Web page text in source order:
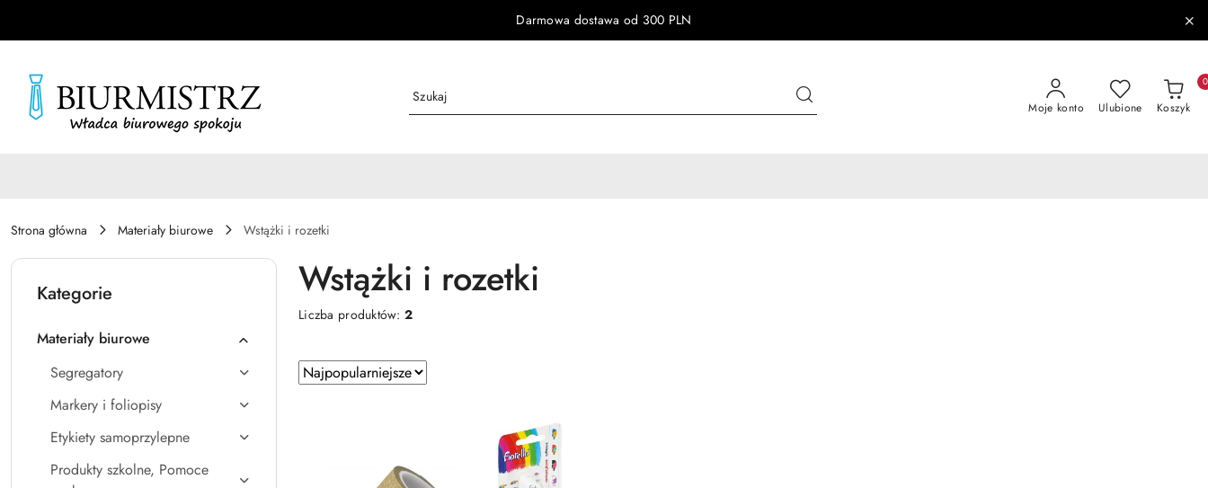
Darmowa dostawa od 300 PLN
Moje konto Ulubione Koszyk
0
Strona główna Materiały biurowe Wstążki i rozetki
Kategorie
Materiały biurowe
Segregatory
Markery i foliopisy
Etykiety samoprzylepne
Produkty szkolne, Pomoce
Wstążki i rozetki
Liczba produktów:2
Zastosowano
sortowanie:
Sortuj
według